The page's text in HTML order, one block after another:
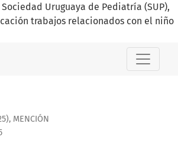
Uruguaya de Pediatría (SUP),
trabajos relacionados con el niño
uso de XPERT MTB/RIF ultra en
, MENCIÓN